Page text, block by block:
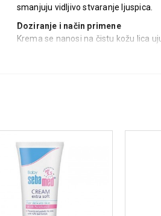
smanjuju vidljivo stvaranje ljuspica.
Doziranje i način primene
Krema se nanosi na čistu kožu lica